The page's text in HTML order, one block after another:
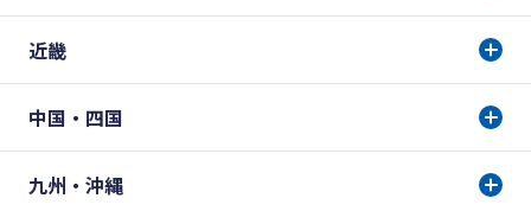
近畿
中国・四国
九州・沖縄